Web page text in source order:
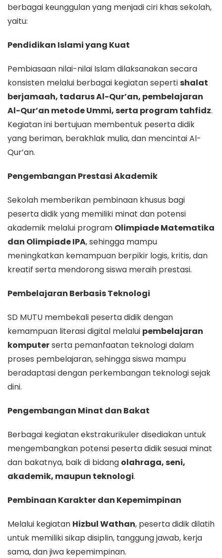
berbagai keunggulan yang menjadi ciri khas sekolah,
yaitu:
Pendidikan Islami yang Kuat
Pembiasaan nilai-nilai Islam dilaksanakan secara
konsisten melalui berbagai kegiatan sepertishalat
berjamaah, tadarus Al-Qur’an, pembelajaran
Al-Qur’an metode Ummi, serta program tahfidz.
Kegiatan ini bertujuan membentuk peserta didik
yang beriman, berakhlak mulia, dan mencintai Al-
Qur’an.
Pengembangan Prestasi Akademik
Sekolah memberikan pembinaan khusus bagi
peserta didik yang memiliki minat dan potensi
akademik melalui program Olimpiade Matematika
dan Olimpiade IPA, sehingga mampu
meningkatkan kemampuan berpikir logis, kritis, dan
kreatif serta mendorong siswa meraih prestasi.
Pembelajaran Berbasis Teknologi
SD MUTU membekali peserta didik dengan
kemampuan literasi digital melalui pembelajaran
komputerserta pemanfaatan teknologi dalam
proses pembelajaran, sehingga siswa mampu
beradaptasi dengan perkembangan teknologi sejak
dini.
Pengembangan Minat dan Bakat
Berbagai kegiatan ekstrakurikuler disediakan untuk
mengembangkan potensi peserta didik sesuai minat
dan bakatnya, baik di bidang olahraga, seni,
akademik, maupun teknologi.
Pembinaan Karakter dan Kepemimpinan
Melalui kegiatan Hizbul Wathan, peserta didik dilatih
untuk memiliki sikap disiplin, tanggung jawab, kerja
sama, dan jiwa kepemimpinan.